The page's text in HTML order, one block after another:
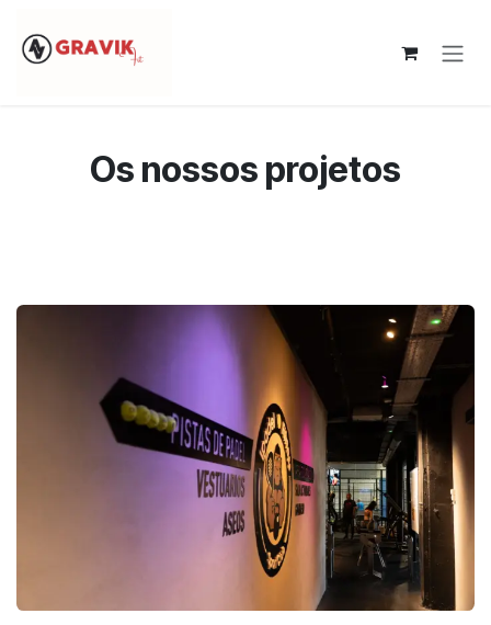
Os nossos projetos